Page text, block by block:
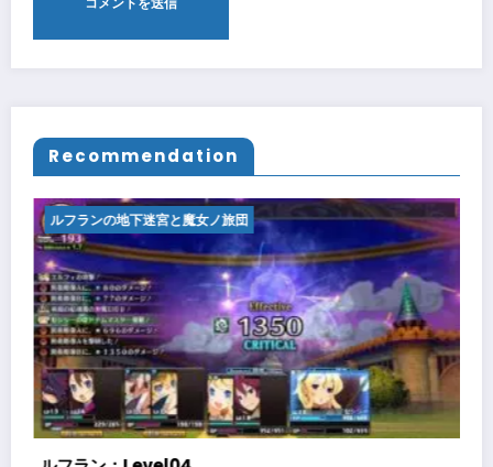
Recommendation
ルフランの地下迷宮と魔女ノ旅団